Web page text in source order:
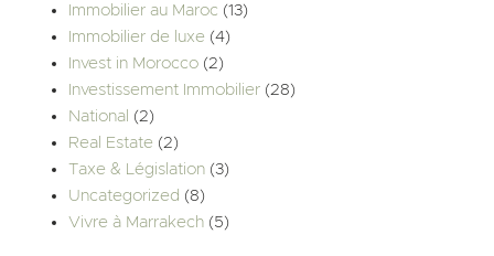
Immobilier au Maroc (13)
Immobilier de luxe (4)
Invest in Morocco (2)
Investissement Immobilier (28)
National (2)
Real Estate (2)
Taxe & Législation (3)
Uncategorized (8)
Vivre à Marrakech (5)